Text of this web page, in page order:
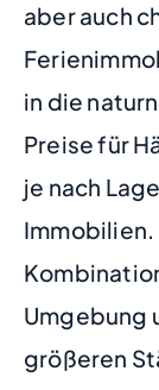
aber auch
in die
Preise für
je nach
Umgebung
größeren